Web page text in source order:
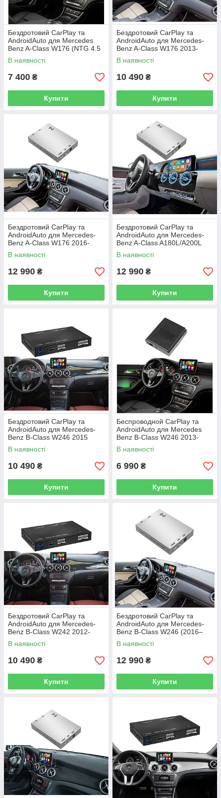
Бездротовий CarPlay та
AndroidAuto для Mercedes
Benz A-Class W176 (NTG 4.5
System)
В наявності
7 400 ₴
Купити
Бездротовий CarPlay та
AndroidAuto для Mercedes-
Benz A-Class W176 2013-
2015 (NTG4.5 та NTG4.7
System)
В наявності
10 490 ₴
Купити
Бездротовий CarPlay та
AndroidAuto для Mercedes-
Benz A-Class W176 2016-
2018 (NTG 5.0 / 5.1 System)
В наявності
12 990 ₴
Купити
Бездротовий CarPlay та
AndroidAuto для Mercedes-
Benz A-Class A180L/A200L
2019+ (NTG 6.0 System)
В наявності
12 990 ₴
Купити
Бездротовий CarPlay та
AndroidAuto для Mercedes-
Benz B-Class W246 2015
(NTG 4.5 / 4.7 System)
В наявності
10 490 ₴
Купити
Беспроводной CarPlay та
AndroidAuto для Mercedes
Benz B-Class W246 2013-
2015 (NTG 4.5 System)
В наявності
6 990 ₴
Купити
Бездротовий CarPlay та
AndroidAuto для Mercedes-
Benz B-Class W242 2012-
2014 (NTG 4.5 / 4.7 System)
В наявності
10 490 ₴
Купити
Бездротовий CarPlay та
AndroidAuto для Mercedes-
Benz B-Class W246 (2016–
2018) (NTG 5.0 / 5.1 System)
В наявності
12 990 ₴
Купити